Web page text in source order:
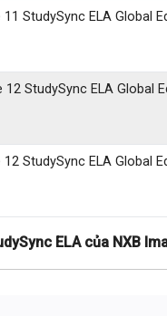
11 StudySync ELA Global
12 StudySync ELA Global
12 StudySync ELA Global
ELA của NXB